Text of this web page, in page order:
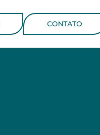
CONTATO